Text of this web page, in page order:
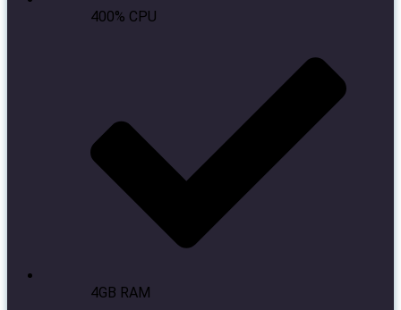
400% CPU
4GB RAM